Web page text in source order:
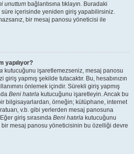
unuttum bağlantısına tıklayın. Buradaki
süre içerisinde yeniden giriş yapabilirsiniz.
bir mesaj panosu yöneticisi ile
yapılıyor?
kutucuğunu işaretlemezseniz, mesaj panosu
yapmış şekilde tutacaktır. Bu, hesabınızın
önlemek içindir. Sürekli giriş yapmış
Beni hatırla kutucuğunu işaretleyin. Ancak bu
bilgisayarlardan, örneğin; kütüphane, internet
v.b. gibi yerlerden mesaj panosuna
giriş sırasında Beni hatırla kutucuğunu
bir mesaj panosu yöneticisinin bu özelliği devre